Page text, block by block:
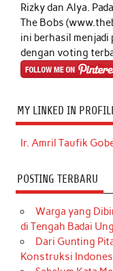
Rizky dan Alya.
The Bobs
ini berhasil
dengan voting
MY LINKED IN
Ir. Amril Taufik
POSTING TERBARU
Warga yang
di Tengah Badai
Dari Gunting
Konstruksi